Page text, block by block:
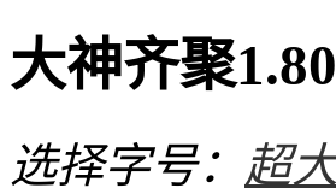
大神齐聚
选择字号： 超